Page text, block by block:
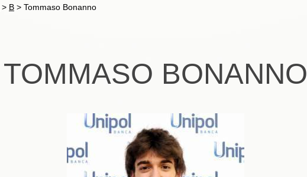
> B > Tommaso Bonanno
TOMMASO BONANNO